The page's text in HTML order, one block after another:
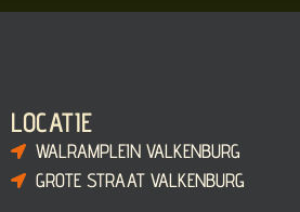
LOCATIE
WALRAMPLEIN VALKENBURG
GROTE STRAAT VALKENBURG